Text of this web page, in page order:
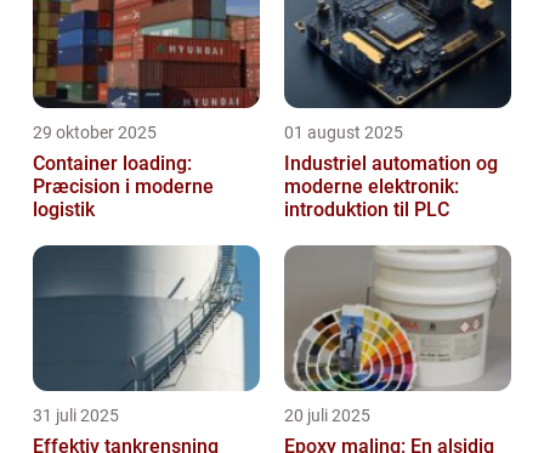
29 oktober 2025
Container loading:
Præcision i moderne
logistik
01 august 2025
Industriel automation og
moderne elektronik:
introduktion til PLC
31 juli 2025
Effektiv tankrensning
20 juli 2025
Epoxy maling: En alsidig